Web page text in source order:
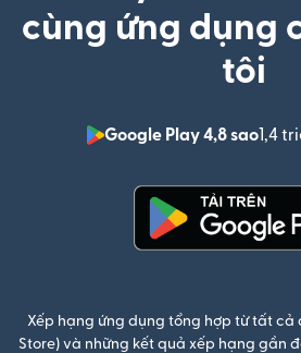
cùng ứng dụng
tôi
Google Play 4,8 sao1,4
Xếp hạng ứng dụng tổng hợp từ tất
Store) và những kết quả xếp hạng gần